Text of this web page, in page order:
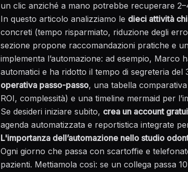
un clic anziché a mano potrebbe recuperare
In questo articolo analizziamo le dieci attività
concreti (tempo risparmiato, riduzione degli
sezione propone raccomandazioni pratiche e
implementa l’automazione: ad esempio, Marco
automatici e ha ridotto il tempo di segreteria
operativa passo-passo, una tabella
ROI, complessità) e una timeline mermaid per
Se desideri iniziare subito, crea un account
agenda automatizzata e reportistica integrate
L'importanza dell’automazione nello studio
Ogni giorno che passa con scartoffie e
pazienti. Mettiamola così: se un collega passa